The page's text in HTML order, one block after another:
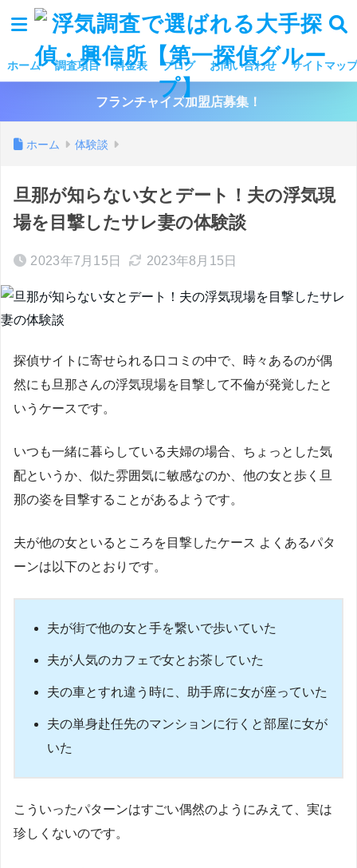
ホーム 調査項目 料金表 ブログ お問い合わせ サイトマップ
フランチャイズ加盟店募集！
ホーム 体験談
旦那が知らない女とデート！夫の浮気現
場を目撃したサレ妻の体験談
2023年7月15日 2023年8月15日
探偵サイトに寄せられる口コミの中で、時々あるのが偶
然にも旦那さんの浮気現場を目撃して不倫が発覚したと
いうケースです。
いつも一緒に暮らしている夫婦の場合、ちょっとした気
配というか、似た雰囲気に敏感なのか、他の女と歩く旦
那の姿を目撃することがあるようです。
夫が他の女といるところを目撃したケース よくあるパタ
ーンは以下のとおりです。
夫が街で他の女と手を繋いで歩いていた
夫が人気のカフェで女とお茶していた
夫の車とすれ違う時に、助手席に女が座っていた
夫の単身赴任先のマンションに行くと部屋に女が
いた
こういったパターンはすごい偶然のようにみえて、実は
珍しくないのです。